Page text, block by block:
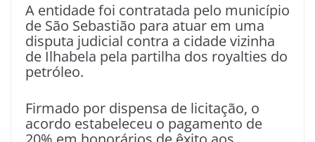
A entidade foi contratada pelo município
de São Sebastião para atuar em uma
disputa judicial contra a cidade vizinha
de Ilhabela pela partilha dos royalties do
petróleo.
Firmado por dispensa de licitação, o
acordo estabeleceu o pagamento de